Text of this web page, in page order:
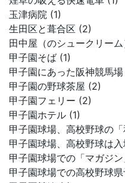
玉津病院 (1)
生田区と葺合区 (2)
田中屋（のシュークリーム
甲子園そば (1)
甲子園にあった阪神競馬場
甲子園の野球茶屋 (2)
甲子園フェリー (2)
甲子園ホテル (1)
甲子園球場、高校野球の
甲子園球場、高校野球は
甲子園球場での「マガジ
甲子園球場での高校野球